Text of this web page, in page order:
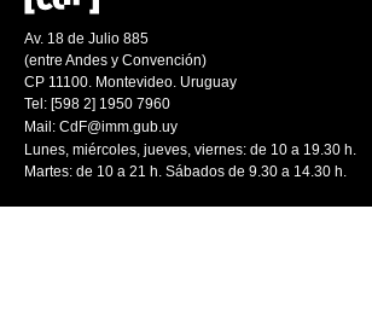
Av. 18 de Julio 885
(entre Andes y Convención)
CP 11100. Montevideo. Uruguay
Tel: [598 2] 1950 7960
Mail: CdF@imm.gub.uy
Lunes, miércoles, jueves, viernes: de 10 a 19.30 h.
Martes: de 10 a 21 h. Sábados de 9.30 a 14.30 h.